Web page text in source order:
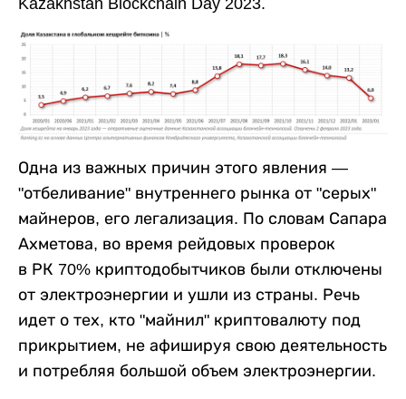
Kazakhstan Blockchain Day 2023.
Одна из важных причин этого явления —
"отбеливание" внутреннего рынка от "серых"
майнеров, его легализация. По словам Сапара
Ахметова, во время рейдовых проверок
в РК 70% криптодобытчиков были отключены
от электроэнергии и ушли из страны. Речь
идет о тех, кто "майнил" криптовалюту под
прикрытием, не афишируя свою деятельность
и потребляя большой объем электроэнергии.